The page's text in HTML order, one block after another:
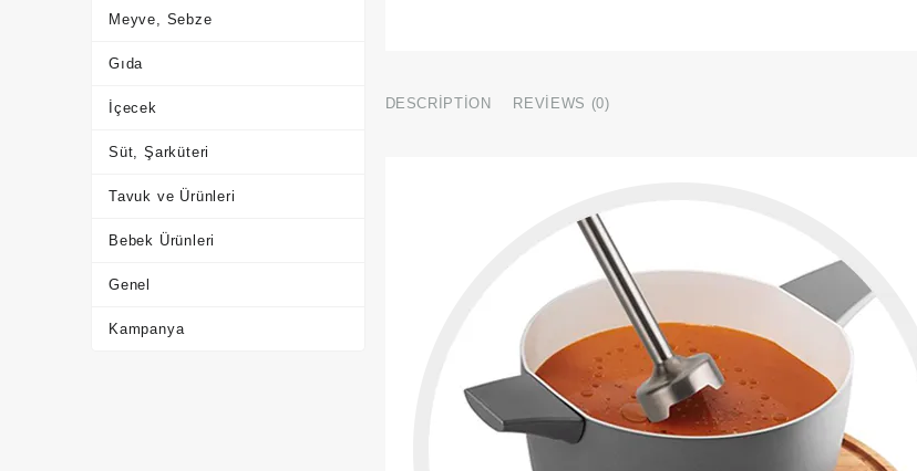
Meyve, Sebze
Gıda
İçecek
Süt, Şarküteri
Tavuk ve Ürünleri
Bebek Ürünleri
Genel
Kampanya
DESCRIPTION REVIEWS (0)